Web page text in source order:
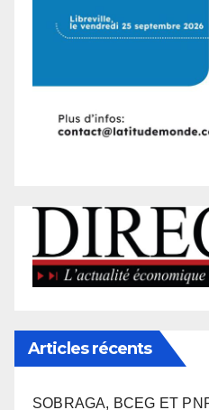
Articles récents
SOBRAGA, BCEG ET